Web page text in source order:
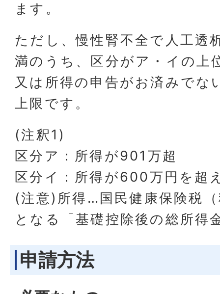
ます。
ただし、慢性腎不全で人工透
満のうち、区分がア・イの上
又は所得の申告がお済みでな
上限です。
(注釈1)
区分ア：所得が901万超
区分イ：所得が600万円を超
(注意)所得…国民健康保険税
となる「基礎控除後の総所得
申請方法